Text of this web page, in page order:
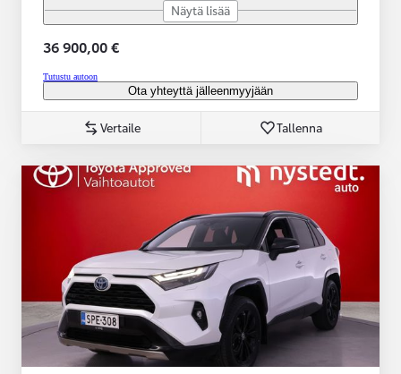
Näytä lisää
36 900,00 €
Tutustu autoon
Ota yhteyttä jälleenmyyjään
Vertaile Tallenna